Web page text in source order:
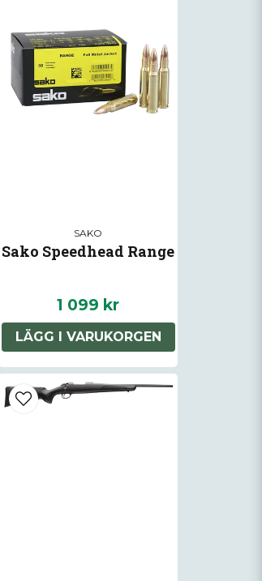
SAKO
Sako Speedhead Range
1 099 kr
LÄGG I VARUKORGEN